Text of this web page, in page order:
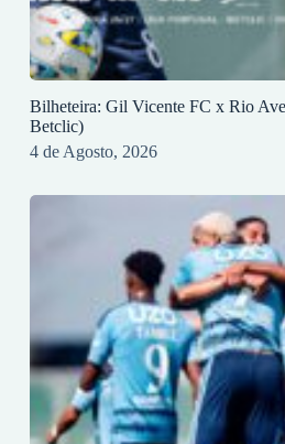
Bilheteira: Gil Vicente FC x Rio
Betclic)
4 de Agosto, 2026